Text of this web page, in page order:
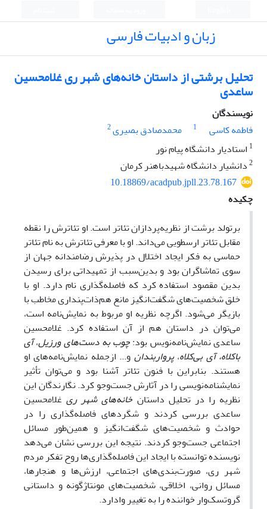
زبان و ادبیات فارسی
تحلیل برشتی از داستان خانه‌های شهر ری غلامحسین
ساعدی
نویسندگان
فاطمه کاسی
1 محمدصادق بصیری2
1 استادیار دانشگاه پیام نور
2دانشیار دانشگاه شهیدباهنر کرمان
10.18869/acadpub.jpll.23.78.167
چکیده
برتولد برشت از نظریه‌پردازان تئاتر است. او تئاترش را نقطه
مقابل تئاتر ارسطویی می‌داند. او با معرفی تئاترش به نام تئاتر
حماسی به فکر ایجاد اختلال در پذیرش رضامندانه جهان از
سوی تماشاگران بود و بدین‌سبب از تمهیداتی برای رسیدن
بدین مقصود استفاده کرد که فاصله‌گذاری نام دارد. او با
خلق شخصیت‌های شگفت‌انگیز مانع هم‌ذات‌پنداری مخاطب با
بازیگر می‌شود. اگرچه نظریه او مربوط به نمایش‌نامه است،
می‌توان در داستان هم از آن استفاده کرد. غلامحسین
ساعدی نمایش‌نامه‌نویس بود:چوب به دست‌های ورزیل،آی
باکلاه، آی بی‌کلاه،پرواربندان و... ازجمله نمایش‌نامه‌های او
هستند. بنابراین با فنون تئاتر آشنا بود و می‌توان تأثیر
نمایشنامه‌نویسی را در آثارش جست‌وجو کرد. نگارندگان این
نظریه را در تحلیل داستان خانه‌های شهر ریغلامحسین
ساعدی بررسی کردند و شگردهای فاصله‌گذاری را در
حوادث و شخصیت‌های شگفت‌انگیز و همین‌طور مسائل
اجتماعی جست‌وجو کردند. نتیجه این بررسی نشان می‌دهد
نویسنده توانسته با ایجاد این فاصله‌گذاری‌ها روح تفکر مردم
شهر ری، صورت‌‌بندی‌های اجتماعی، ارزش‌ها و هنجارها،
مسائل روانی، اخلاقی، شخصیت‌های مونتاژگونه و داستانی
گروتسک‌وار خواننده را به تغییر وادارد.